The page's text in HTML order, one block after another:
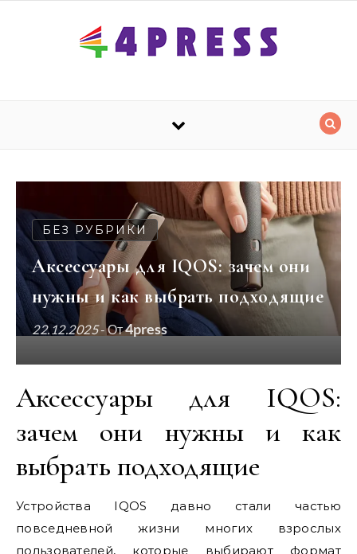
БЕЗ РУБРИКИ
Аксессуары для IQOS: зачем они
нужны и как выбрать подходящие
22.12.2025- От4press
Аксессуары для IQOS:
зачем они нужны и как
выбрать подходящие
Устройства IQOS давно стали частью
повседневной жизни многих взрослых
пользователей, которые выбирают формат